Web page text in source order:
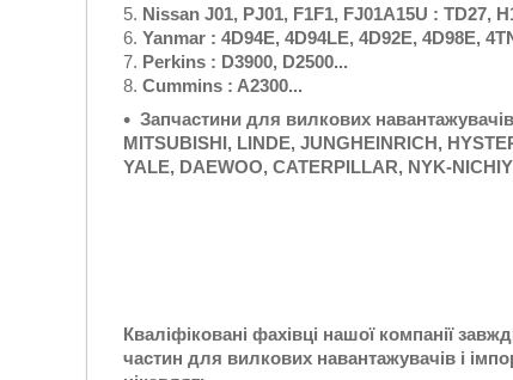
Nissan J01, PJ01, F1F1, FJ01A15U : TD27,
Yanmar : 4D94E, 4D94LE, 4D92E, 4D98E,
Perkins : D3900, D2500...
Cummins : A2300...
Запчастини для вилкових
MITSUBISHI, LINDE, JUNGHEINRICH,
YALE, DAEWOO, CATERPILLAR, NYK-
Кваліфіковані фахівці нашої компанії
частин для вилкових навантажувачів і